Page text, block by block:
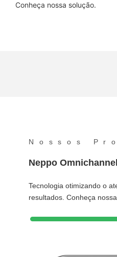
Conheça nossa solução.
Nossos
Neppo
Tecnologia otimizando o
resultados. Conheça